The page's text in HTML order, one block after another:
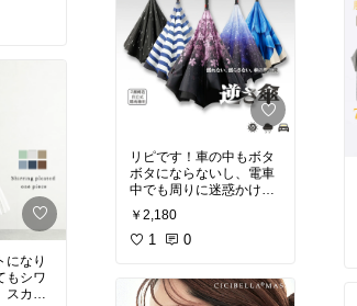
になり
もシワ
カー
リピです！車の中もボタ
ボタにならないし、電車
中でも周りに迷惑かけな
いし便利。
￥2,180
1 0